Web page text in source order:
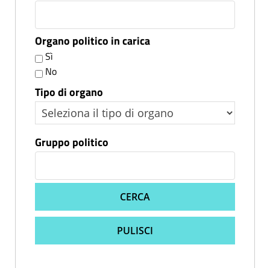
Organo politico in carica
Sì
No
Tipo di organo
Gruppo politico
CERCA
PULISCI